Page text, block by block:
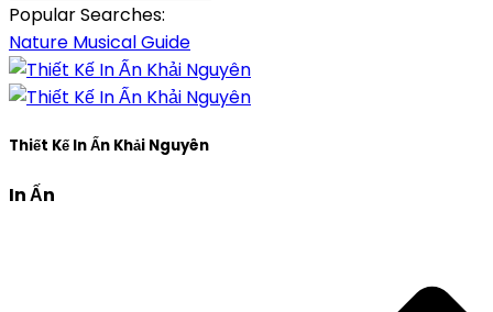
Popular Searches:
Nature MusicalGuide
Thiết Kế In Ấn Khải Nguyên
In Ấn